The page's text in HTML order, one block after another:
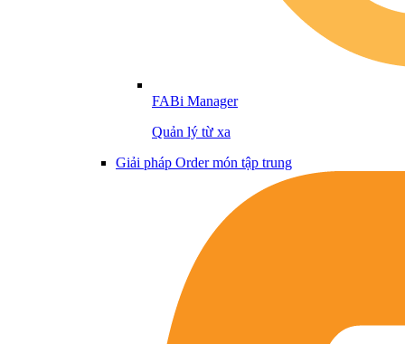
FABi Manager
Quản lý từ xa
Giải pháp Order món tập trung